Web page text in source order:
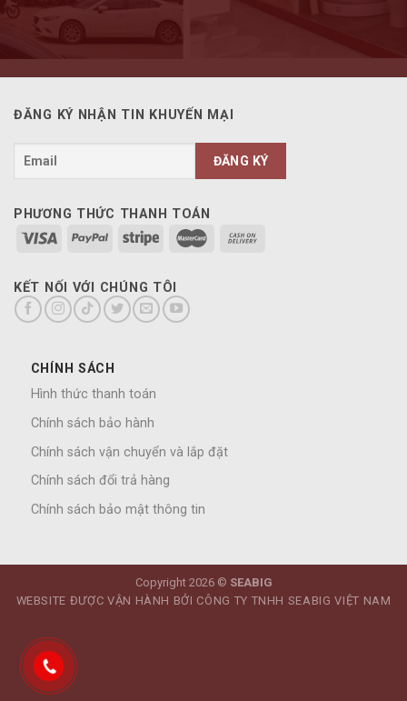
ĐĂNG KÝ NHẬN TIN KHUYẾN MẠI
PHƯƠNG THỨC THANH TOÁN
KẾT NỐI VỚI CHÚNG TÔI
CHÍNH SÁCH
Hình thức thanh toán
Chính sách bảo hành
Chính sách vận chuyển và lắp đặt
Chính sách đổi trả hàng
Chính sách bảo mật thông tin
Copyright 2026 © SEABIG
WEBSITE ĐƯỢC VẬN HÀNH BỞI CÔNG TY TNHH SEABIG VIỆT NAM